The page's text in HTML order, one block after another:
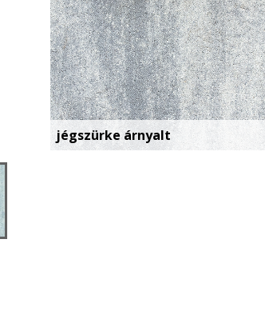
jégszürke árnyalt